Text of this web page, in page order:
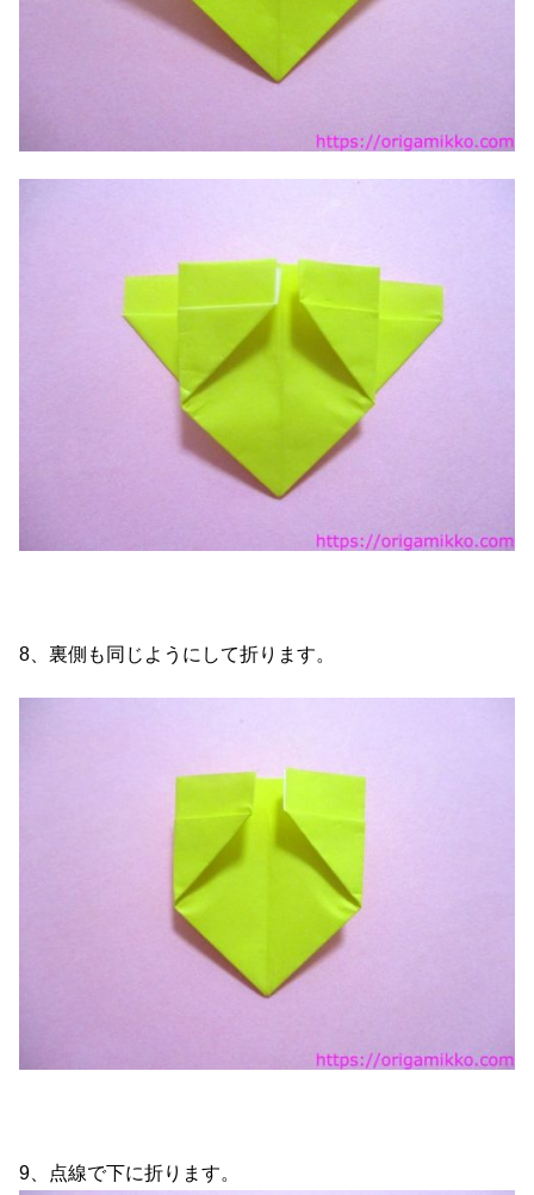
8、裏側も同じようにして折ります。
9、点線で下に折ります。